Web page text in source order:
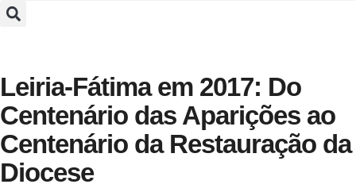
Leiria-Fátima em 2017: Do
Centenário das Aparições ao
Centenário da Restauração da
Diocese